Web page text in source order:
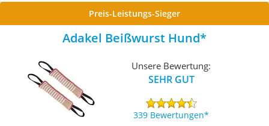
Preis-Leistungs-Sieger
Adakel Beißwurst Hund
Unsere Bewertung:
SEHR GUT
339 Bewertungen